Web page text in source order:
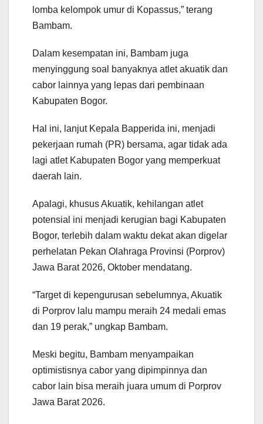
lomba kelompok umur di Kopassus,” terang
Bambam.
Dalam kesempatan ini, Bambam juga
menyinggung soal banyaknya atlet akuatik dan
cabor lainnya yang lepas dari pembinaan
Kabupaten Bogor.
Hal ini, lanjut Kepala Bapperida ini, menjadi
pekerjaan rumah (PR) bersama, agar tidak ada
lagi atlet Kabupaten Bogor yang memperkuat
daerah lain.
Apalagi, khusus Akuatik, kehilangan atlet
potensial ini menjadi kerugian bagi Kabupaten
Bogor, terlebih dalam waktu dekat akan digelar
perhelatan Pekan Olahraga Provinsi (Porprov)
Jawa Barat 2026, Oktober mendatang.
“Target di kepengurusan sebelumnya, Akuatik
di Porprov lalu mampu meraih 24 medali emas
dan 19 perak,” ungkap Bambam.
Meski begitu, Bambam menyampaikan
optimistisnya cabor yang dipimpinnya dan
cabor lain bisa meraih juara umum di Porprov
Jawa Barat 2026.